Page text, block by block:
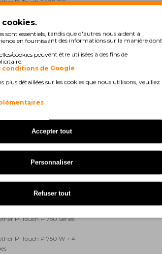
P-Touch 2420 PC
P-Touch 2450 CC
P-Touch 2470
P-Touch 2730 VP
P-Touch 550
P-Touch 9200 DX
P-Touch 9400
P-Touch E 550 W VP
P-Touch P 750 Series
P-Touch P 750 W + 4
sont essentiels, tandis que d'autres nous aident à
en fournissant des informations sur la manière dont
cookies peuvent être utilisées à des fins de
de Google
plus détaillées sur les cookies que nous utilisons, veuillez
Accepter tout
Personnaliser
Refuser tout